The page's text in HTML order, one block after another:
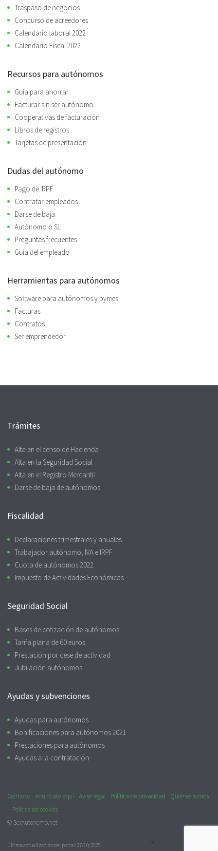
Traspaso de negocios
Concurso de acreedores
Calendario laboral 2022
Calendario Fiscal 2022
Recursos para autónomos
Guía para ahorrar
Facturar sin ser autónomo
Cooperativas de facturación
Libros de registros
Tarjetas de presentación
Dudas del autónomo
Pago de IRPF
Contratar empleados
Darse de baja
Autónomo o SL
Preguntas frecuentes
Guía del empleado
Herramientas para autónomos
Software para autónomos y pymes
Facturas
Contratos
Ser emprendedor
×
Trámites
Alta en el censo de Hacienda
Alta en la Seguridad Social
Alta en el Registro Mercantil
Darse de baja de autónomos
Fiscalidad
Declaraciones trimestrales y anuales
Trabajador autónomo, IVA e IRPF
Cuota de autónomos 2022
Impuesto de Actividades Económicas
Seguridad Social
Bases de cotización de autónomos
Tarifa plana de 60 euros
Prestación por cese de actividad
Jubilación autónomos
Ayudas y subvenciones
Ayudas para autónomos
Bonificaciones para autónomos 2021
Prestaciones para autónomos
Ayudas a la contratación
Contacto Anúnciate aquí Aviso legal Política de privacidad
Quiénes somos
Política de cookies
© SerAutonomo.net
Última actualización del portal: 27/10/2025